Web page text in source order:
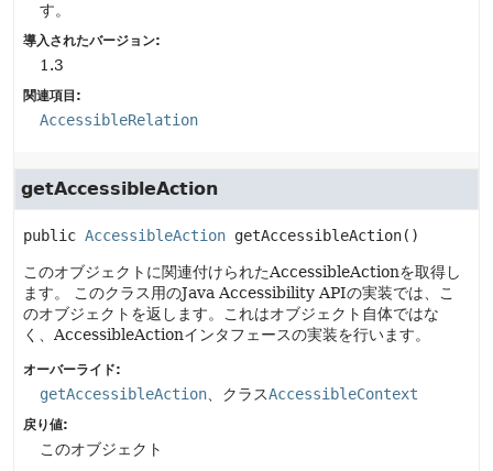
す。
導入されたバージョン:
1.3
関連項目:
AccessibleRelation
getAccessibleAction
public AccessibleAction getAccessibleAction()
このオブジェクトに関連付けられたAccessibleActionを取得し
ます。
このクラス用のJava Accessibility APIの実装では、こ
のオブジェクトを返します。これはオブジェクト自体ではな
く、AccessibleActionインタフェースの実装を行います。
オーバーライド:
getAccessibleAction 、クラスAccessibleContext
戻り値:
このオブジェクト